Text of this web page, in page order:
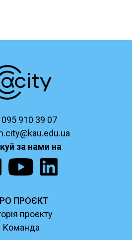
910 39 07
за нами на
ПРОЄКТ
проєкту
Команда